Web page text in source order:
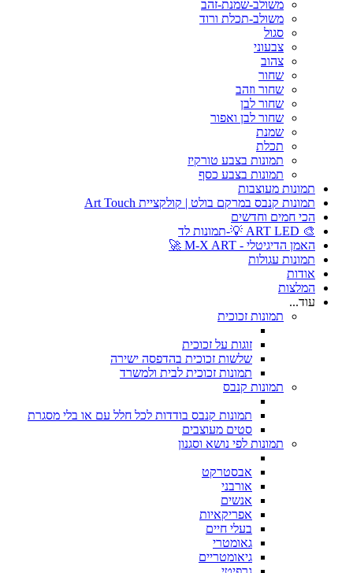
משולב-שמנת-זהב
משולב-תכלת ורוד
סגול
צבעוני
צהוב
שחור
שחור וזהב
שחור לבן
שחור לבן ואפור
שמנת
תכלת
תמונות בצבע טורקיז
תמונות בצבע כסף
תמונות מעוצבות
תמונות קנבס במרקם בולט | קולקציית Art Touch
הכי חמים וחדשים
🎨 ART LED 💡-תמונות לד
האמן הדיגיטלי - M-X ART 🚀
תמונות עגולות
אודות
המלצות
עוד...
תמונות זכוכית
זוגות על זכוכית
שלשות זכוכית בהדפסה ישירה
תמונות זכוכית לבית ולמשרד
תמונות קנבס
תמונות קנבס בודדות לכל חלל עם או בלי מסגרת
סטים מעוצבים
תמונות לפי נושא וסגנון
אבסטרקט
אורבני
אנשים
אפריקאיות
בעלי חיים
גאומטרי
גיאומטריים